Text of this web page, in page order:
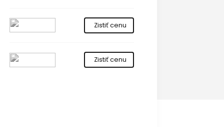
Zistiť cenu
Zistiť cenu